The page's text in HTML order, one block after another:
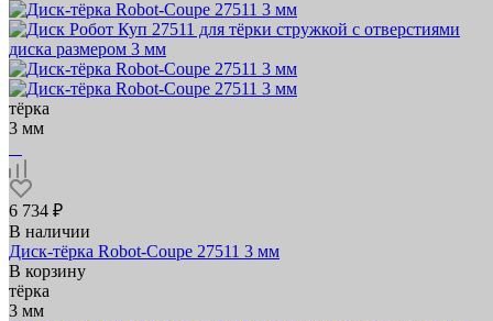
тёрка
3 мм
6 734 ₽
В наличии
Диск-тёрка Robot-Coupe 27511 3 мм
В корзину
тёрка
3 мм